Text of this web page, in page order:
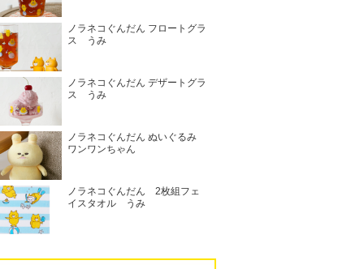
ノラネコぐんだん フロートグラ
ス うみ
ノラネコぐんだん デザートグラ
ス うみ
ノラネコぐんだん ぬいぐるみ
ワンワンちゃん
ノラネコぐんだん 2枚組フェ
イスタオル うみ